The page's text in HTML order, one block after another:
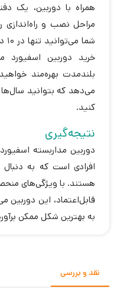
همراه با دوربین، یک
مراحل نصب و
بلندمدت بهره‌مند
می‌دهد که بتوانید
کنید.
نتیجه‌گیری
افرادی است که به
هستند. با ویژگی‌های
قابل‌اعتماد، این دوربین
به بهترین شکل ممکن
نقد و بررسی